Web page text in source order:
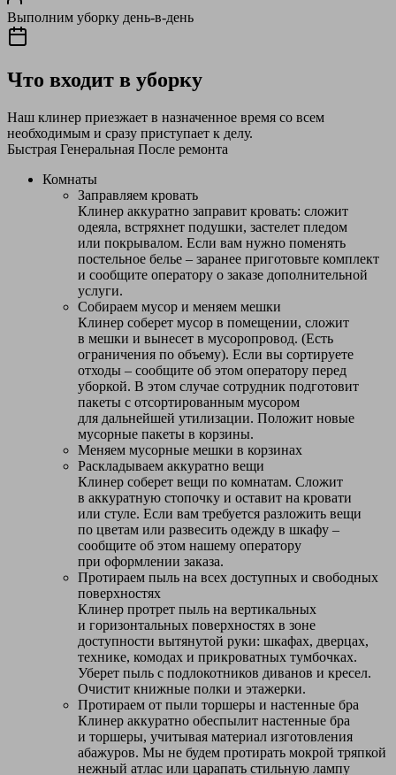
Выполним уборку день-в-день
Что входит в уборку
Наш клинер приезжает в назначенное время со всем
необходимым и сразу приступает к делу.
Быстрая Генеральная После ремонта
Комнаты
Заправляем кровать
Клинер аккуратно заправит кровать: сложит
одеяла, встряхнет подушки, застелет пледом
или покрывалом. Если вам нужно поменять
постельное белье – заранее приготовьте комплект
и сообщите оператору о заказе дополнительной
услуги.
Собираем мусор и меняем мешки
Клинер соберет мусор в помещении, сложит
в мешки и вынесет в мусоропровод. (Есть
ограничения по объему). Если вы сортируете
отходы – сообщите об этом оператору перед
уборкой. В этом случае сотрудник подготовит
пакеты с отсортированным мусором
для дальнейшей утилизации. Положит новые
мусорные пакеты в корзины.
Меняем мусорные мешки в корзинах
Раскладываем аккуратно вещи
Клинер соберет вещи по комнатам. Сложит
в аккуратную стопочку и оставит на кровати
или стуле. Если вам требуется разложить вещи
по цветам или развесить одежду в шкафу –
сообщите об этом нашему оператору
при оформлении заказа.
Протираем пыль на всех доступных и свободных
поверхностях
Клинер протрет пыль на вертикальных
и горизонтальных поверхностях в зоне
доступности вытянутой руки: шкафах, дверцах,
технике, комодах и прикроватных тумбочках.
Уберет пыль с подлокотников диванов и кресел.
Очистит книжные полки и этажерки.
Протираем от пыли торшеры и настенные бра
Клинер аккуратно обеспылит настенные бра
и торшеры, учитывая материал изготовления
абажуров. Мы не будем протирать мокрой тряпкой
нежный атлас или царапать стильную лампу